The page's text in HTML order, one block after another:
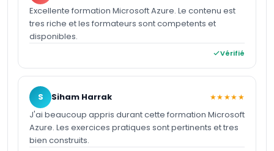
Excellente formation Microsoft Azure. Le contenu est
tres riche et les formateurs sont competents et
disponibles.
Vérifié
S Siham Harrak ★★★★★
J'ai beaucoup appris durant cette formation Microsoft
Azure. Les exercices pratiques sont pertinents et tres
bien construits.